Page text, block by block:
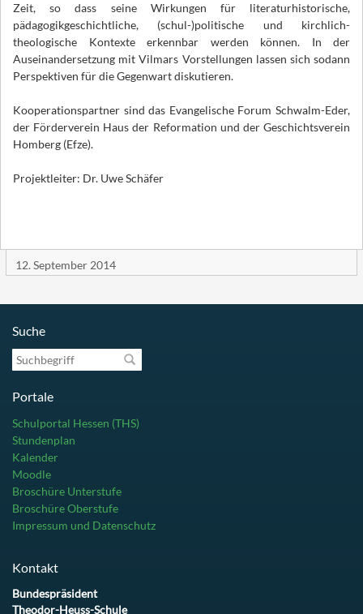
Zeit, so dass seine Wirkungen für literaturhistorische,
pädagogikgeschichtliche, (schul-)politische und kirchlich-
theologische Kontexte erkennbar werden können. In der
Auseinandersetzung mit Vilmars Vorstellungen lassen sich sodann
Perspektiven für die Gegenwart diskutieren.
Kooperationspartner sind das Evangelische Forum Schwalm-Eder,
der Förderverein Haus der Reformation und der Geschichtsverein
Homberg (Efze).
Projektleiter: Dr. Uwe Schäfer
12. September 2014
Suche
Suchbegriff
Portale
Schulportal Hessen (THS)
Stundenplan
Kalender
Moodle
Broschüre Unterstufe
Broschüre Oberstufe
Impressum und Datenschutz
Kontakt
Bundespräsident
Theodor-Heuss-Schule